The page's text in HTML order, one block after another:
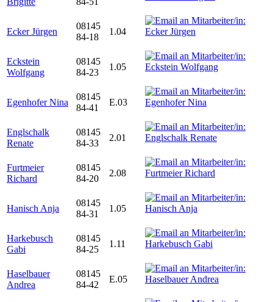
Ecker Jürgen
08145
84-18
1.04
Eckstein
Wolfgang
08145
84-23
1.05
Egenhofer Nina
08145
84-41
E.03
Englschalk
Renate
08145
84-33
2.01
Furtmeier
Richard
08145
84-20
2.08
Hanisch Anja
08145
84-31
1.05
Harkebusch
Gabi
08145
84-25
1.11
Haselbauer
Andrea
08145
84-42
E.05